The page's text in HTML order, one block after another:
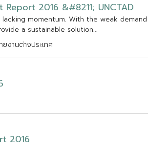
t Report 2016 &#8211; UNCTAD
lacking momentum. With the weak demand
ovide a sustainable solution...
ยงานต่างประเทศ
rt 2016